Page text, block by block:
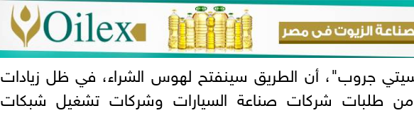
جروب"، أن الطريق سينفتح لهوس الشراء، في ظل زيادات
طلبات شركات صناعة السيارات وشركات تشغيل شبكات